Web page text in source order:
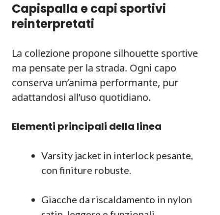
Capispalla e capi sportivi
reinterpretati
La collezione propone silhouette sportive
ma pensate per la strada. Ogni capo
conserva un’anima performante, pur
adattandosi all’uso quotidiano.
Elementi principali della linea
Varsity jacket in interlock pesante,
con finiture robuste.
Giacche da riscaldamento in nylon